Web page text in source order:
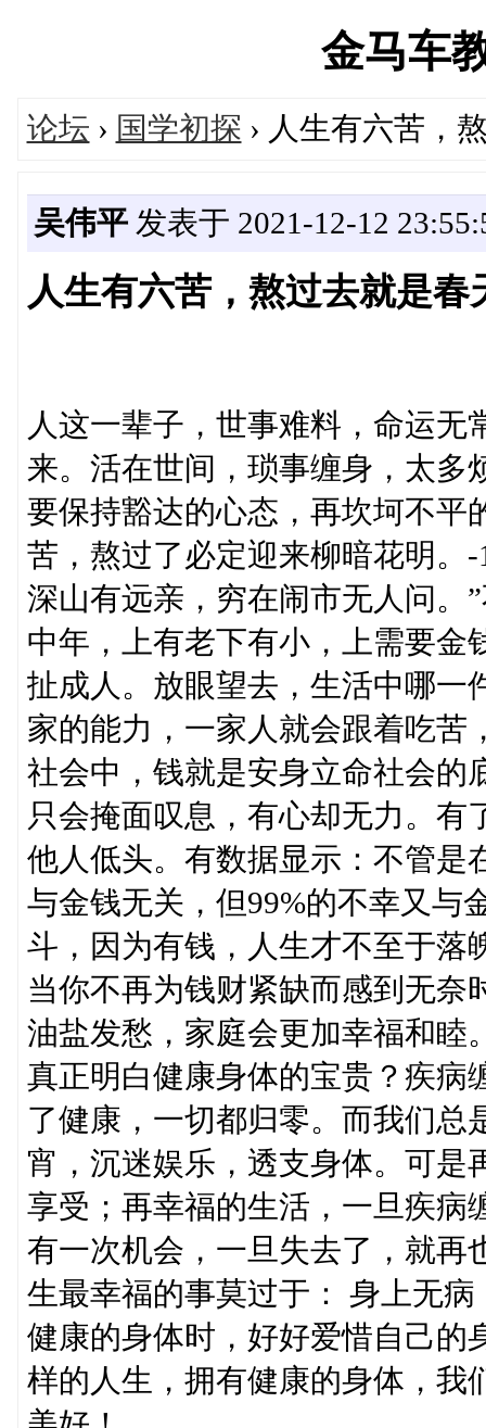
金马车
论坛 › 国学初探 › 人生有六苦，
吴伟平发表于 2021-12-12
人生有六苦，熬过去就是春
人这一辈子，世事难料，命运
来。活在世间，琐事缠身，太多
要保持豁达的心态，再坎坷不平
苦，熬过了必定迎来柳暗花明。
深山有远亲，穷在闹市无人问。
中年，上有老下有小，上需要金
扯成人。放眼望去，生活中哪一
家的能力，一家人就会跟着吃苦
社会中，钱就是安身立命社会的
只会掩面叹息，有心却无力。
他人低头。有数据显示：不管是
与金钱无关，但99%的不幸又与
斗，因为有钱，人生才不至于落
当你不再为钱财紧缺而感到无奈
油盐发愁，家庭会更加幸福和睦
真正明白健康身体的宝贵？疾病
了健康，一切都归零。而我们总
宵，沉迷娱乐，透支身体。可是
享受；再幸福的生活，一旦疾病
有一次机会，一旦失去了，就再
生最幸福的事莫过于： 身上无
健康的身体时，好好爱惜自己的
样的人生，拥有健康的身体，我